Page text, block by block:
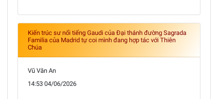
Kiến trúc sư nổi tiếng Gaudi của Đại thánh đường Sagrada
Familia của Madrid tự coi mình đang hợp tác với Thiên
Chúa
Vũ Văn An
14:53 04/06/2026